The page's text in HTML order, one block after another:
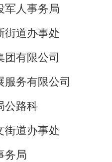
军人事务局
街道办事处
团有限公司
服务有限公司
公路科
街道办事处
务局